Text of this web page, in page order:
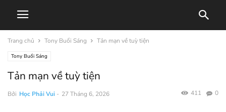
Trang chủ Tony Buổi Sáng Tản mạn về tuỳ tiện
Tony Buổi Sáng
Tản mạn về tuỳ tiện
Bởi Học Phải Vui - 27 Tháng 6, 2026 0
411